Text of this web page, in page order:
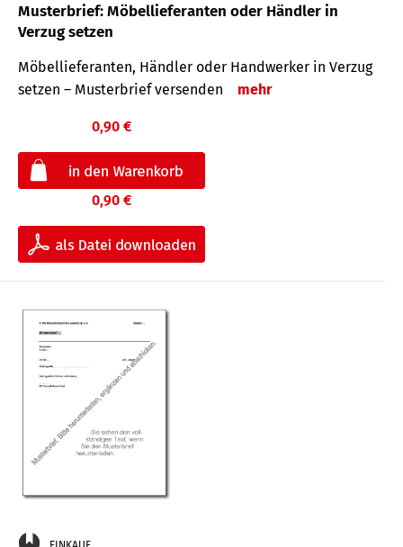
Musterbrief: Möbellieferanten oder Händler in
Verzug setzen
Möbellieferanten, Händler oder Handwerker in Verzug
setzen – Musterbrief versenden
mehr
0,90 €
0,90 €